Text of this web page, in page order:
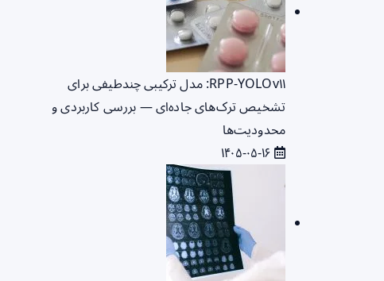
RPP‑YOLOv۱۱: مدل ترکیبی چندطیفی برای
تشخیص ترک‌های جاده‌ای — بررسی کاربردی و
محدودیت‌ها